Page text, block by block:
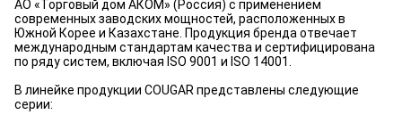
АО «Торговый дом АКОМ» (Россия) с применением
современных заводских мощностей, расположенных в
Южной Корее и Казахстане. Продукция бренда отвечает
международным стандартам качества и сертифицирована
по ряду систем, включая ISO 9001 и ISO 14001.
В линейке продукции COUGAR представлены следующие
серии: